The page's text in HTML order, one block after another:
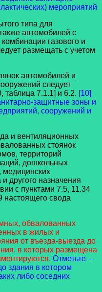
мероприятий
типа для
автомобилей с
газового и
размещать с учетом
автомобилей и
следует
таблица 7.1.1] и 6.2. [10]
защитные зоны и
сооружений и
и вентиляционных
стоянок
территорий
дошкольных
медицинских
другого назначения
с пунктами 7.5, 11.34
настоящего свода
обвалованных
в жилых и
от въезда-выезда до
в которых размещена
Отметьте –
здания в котором
либо соседних